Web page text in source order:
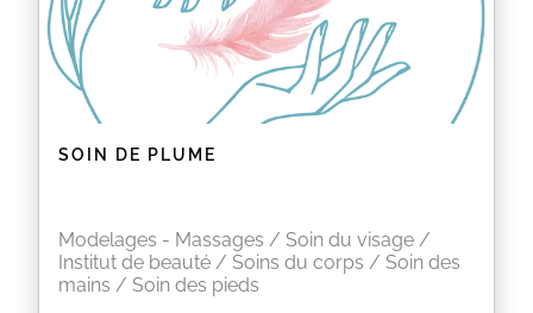
SOIN DE PLUME
Modelages - Massages / Soin du visage /
Institut de beauté / Soins du corps / Soin des
mains / Soin des pieds